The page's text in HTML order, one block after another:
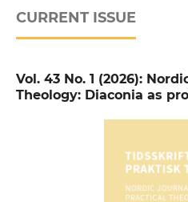
CURRENT ISSUE
Vol. 43 No. 1 (2026):
Theology: Diaconia as